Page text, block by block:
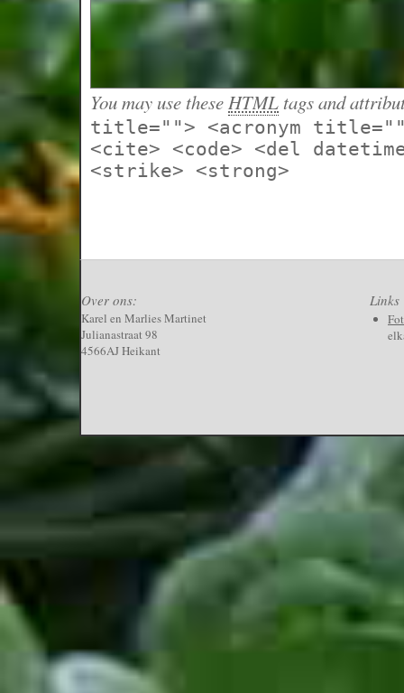
You may use theseHTML tags and
title=""> <acronym
<cite> <code> <del
<strike> <strong>
Over ons:
Karel en Marlies Martinet
Julianastraat 98
4566AJ Heikant
Links